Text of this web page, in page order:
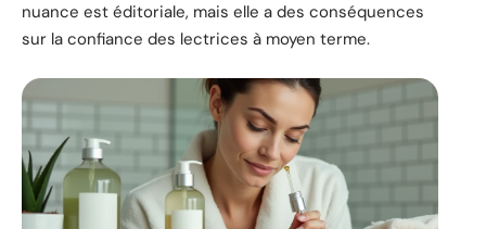
nuance est éditoriale, mais elle a des conséquences
sur la confiance des lectrices à moyen terme.